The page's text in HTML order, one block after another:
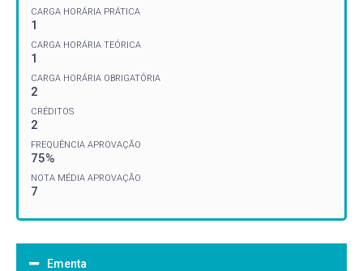
CARGA HORÁRIA PRÁTICA
1
CARGA HORÁRIA TEÓRICA
1
CARGA HORÁRIA OBRIGATÓRIA
2
CRÉDITOS
2
FREQUÊNCIA APROVAÇÃO
75%
NOTA MÉDIA APROVAÇÃO
7
Ementa